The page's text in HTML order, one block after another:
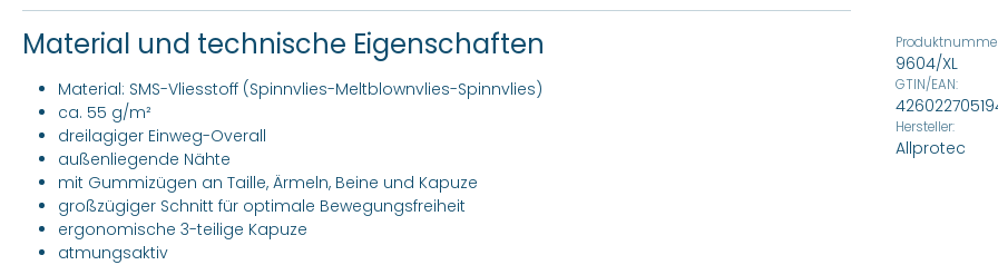
9604/XL
GTIN/EAN:
Hersteller:
Allprotec
Material und technische Eigenschaften
Material: SMS-Vliesstoff (Spinnvlies-Meltblownvlies-Spinnvlies)
ca. 55 g/m²
dreilagiger Einweg-Overall
außenliegende Nähte
mit Gummizügen an Taille, Ärmeln, Beine und Kapuze
großzügiger Schnitt für optimale Bewegungsfreiheit
ergonomische 3-teilige Kapuze
atmungsaktiv